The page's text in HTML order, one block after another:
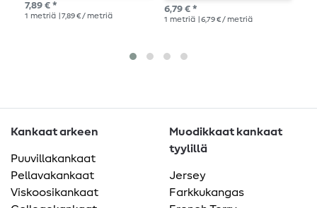
7,89 € *
1 metriä | 7,89 € / metriä
6,79 € *
1 metriä | 6,79 € / metriä
Kankaat arkeen
Puuvillakankaat
Pellavakankaat
Viskoosikankaat
Muodikkaat kankaat
tyylillä
Jersey
Farkkukangas